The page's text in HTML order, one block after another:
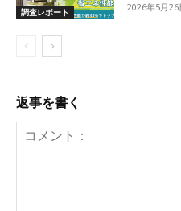
調査レポート 2026年5月26
返事を書く